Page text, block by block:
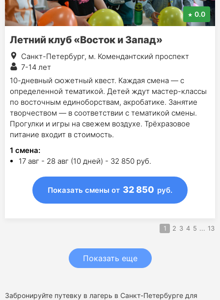
0.0
Летний клуб «Восток и Запад»
Санкт-Петербург, м. Комендантский проспект
7-14 лет
10-дневный сюжетный квест. Каждая смена — с
определенной тематикой. Детей ждут мастер-классы
по восточным единоборствам, акробатике. Занятие
творчеством — в соответствии с тематикой смены.
Прогулки и игры на свежем воздухе. Трёхразовое
питание входит в стоимость.
1 смена:
17 авг - 28 авг (10 дней) - 32 850 руб.
Показать смены от 32 850 руб.
1 2 3 4 5 ... 13
Показать еще
Забронируйте путевку в лагерь в Санкт-Петербурге для